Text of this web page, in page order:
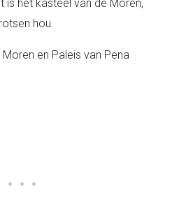
is het kasteel van de Moren,
hou.